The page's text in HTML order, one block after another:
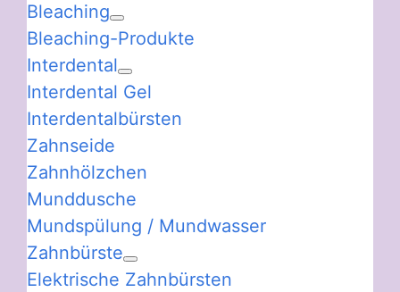
Bleaching
Bleaching-Produkte
Interdental
Interdental Gel
Interdentalbürsten
Zahnseide
Zahnhölzchen
Munddusche
Mundspülung / Mundwasser
Zahnbürste
Elektrische Zahnbürsten